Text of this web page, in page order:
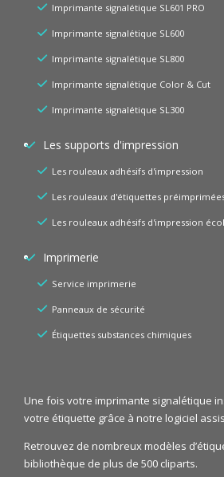
Imprimante signalétique SL601 PRO
Imprimante signalétique SL600
Imprimante signalétique SL800
Imprimante signalétique Color & Cut
Imprimante signalétique SL300
Les supports d'impression
Les rouleaux adhésifs d'impression
Les rouleaux d'étiquettes
Les rouleaux adhésifs d'impression
Imprimerie
Service imprimerie
Panneaux de sécurité
Étiquettes substances chimiques
Une fois votre imprimante signalétique
votre étiquette grâce à notre logiciel
Retrouvez de nombreux modèles
bibliothèque de plus de 500 cliparts.